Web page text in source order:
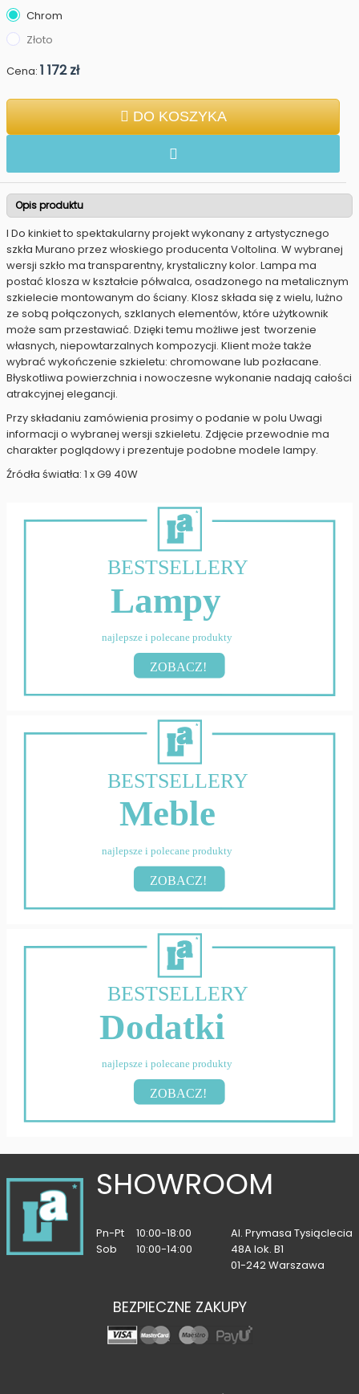
Chrom
Złoto
Cena: 1 172 zł
DO KOSZYKA
Opis produktu
I Do kinkiet to spektakularny projekt wykonany z artystycznego
szkła Murano przez włoskiego producenta Voltolina. W wybranej
wersji szkło ma transparentny, krystaliczny kolor. Lampa ma
postać klosza w kształcie półwalca, osadzonego na metalicznym
szkielecie montowanym do ściany. Klosz składa się z wielu, lużno
ze sobą połączonych, szklanych elementów, które użytkownik
może sam przestawiać. Dzięki temu możliwe jest tworzenie
własnych, niepowtarzalnych kompozycji. Klient może także
wybrać wykończenie szkieletu: chromowane lub pozłacane.
Błyskotliwa powierzchnia i nowoczesne wykonanie nadają całości
atrakcyjnej elegancji.
Przy składaniu zamówienia prosimy o podanie w polu Uwagi
informacji o wybranej wersji szkieletu. Zdjęcie przewodnie ma
charakter poglądowy i prezentuje podobne modele lampy.
Źródła światła: 1 x G9 40W
BESTSELLERY
Lampy
najlepsze i polecane produkty
ZOBACZ!
BESTSELLERY
Meble
najlepsze i polecane produkty
ZOBACZ!
BESTSELLERY
Dodatki
najlepsze i polecane produkty
ZOBACZ!
SHOWROOM
Pn-Pt
10:00-18:00
Sob
10:00-14:00
Al. Prymasa Tysiąclecia
48A lok. B1
01-242 Warszawa
BEZPIECZNE ZAKUPY